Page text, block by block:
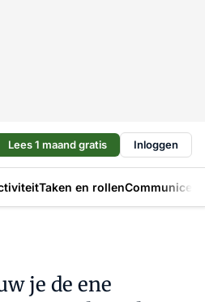
Lees 1 maand gratis Inloggen
Taken en rollen
je de ene